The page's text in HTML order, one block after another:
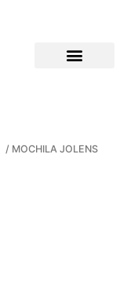
/ MOCHILA JOLENS